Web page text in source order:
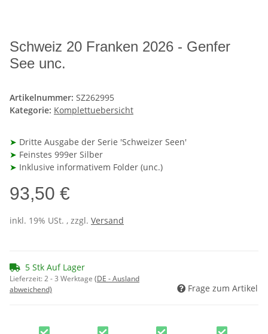
Schweiz 20 Franken 2026 - Genfer
See unc.
Artikelnummer: SZ262995
Kategorie: Komplettuebersicht
➤ Dritte Ausgabe der Serie 'Schweizer Seen'
➤ Feinstes 999er Silber
➤ Inklusive informativem Folder (unc.)
93,50 €
inkl. 19% USt. , zzgl. Versand
5 Stk Auf Lager
Lieferzeit:2 - 3 Werktage (DE - Ausland
abweichend)
Frage zum Artikel